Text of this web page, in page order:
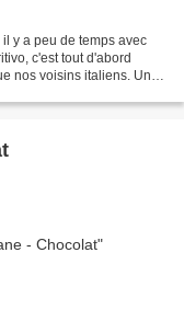
y a peu de temps avec
c'est tout d'abord
nos voisins italiens. Une